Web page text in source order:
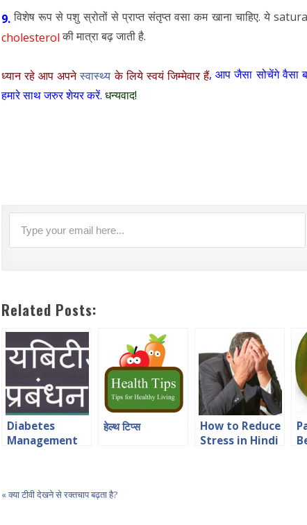
9.विशेष रूप से पशु स्रोतों से प्राप्त संतृप्त वसा कम खाना चाहिए. ये
cholesterolकी मात्रा बढ़ जाती है.
ध्यान रहे आप अपने स्वास्थ्य के लिये स्वयं जिम्मेवार हैं, आप जैसा सोचेंगे वैसा
हमारे साथ जरुर शेयर करें. धन्यवाद!
Related Posts:
Diabetes
Management
हेल्थ टिप्स
How to Reduce
Stress in Hindi
« क्या टीवी देखने से रक्तचाप बढ़ता है?